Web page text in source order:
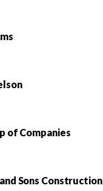
of Companies
Sons Construction